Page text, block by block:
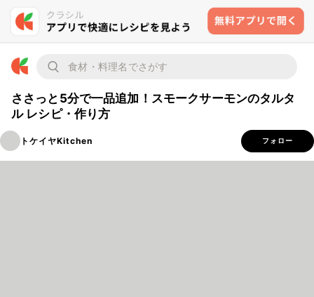
ささっと5分で一品追加！スモークサーモンのタルタ
ル レシピ・作り方
トケイヤKitchen フォロー